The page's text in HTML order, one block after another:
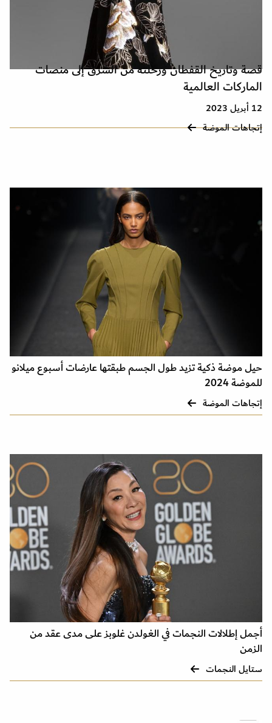
قصة وتاريخ القفطان ورحلته من الشرق إلى منصات
الماركات العالمية
12 أبريل 2023
إتجاهات الموضة
حيل موضة ذكية تزيد طول الجسم طبقتها عارضات أسبوع ميلانو
للموضة 2024
إتجاهات الموضة
أجمل إطلالات النجمات في الغولدن غلوبز على مدى عقد من
الزمن
ستايل النجمات